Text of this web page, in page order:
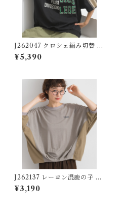
J262047 クロシェ編み切替 ロ
ゴプリントドルマンプルオー
バー / Crochet-Panel Logo
¥5,390
J262137 レーヨン混鹿の子 異
素材切替コクーンプルオーバ
ー / Rayon-Blend Piqué Mi
¥3,190